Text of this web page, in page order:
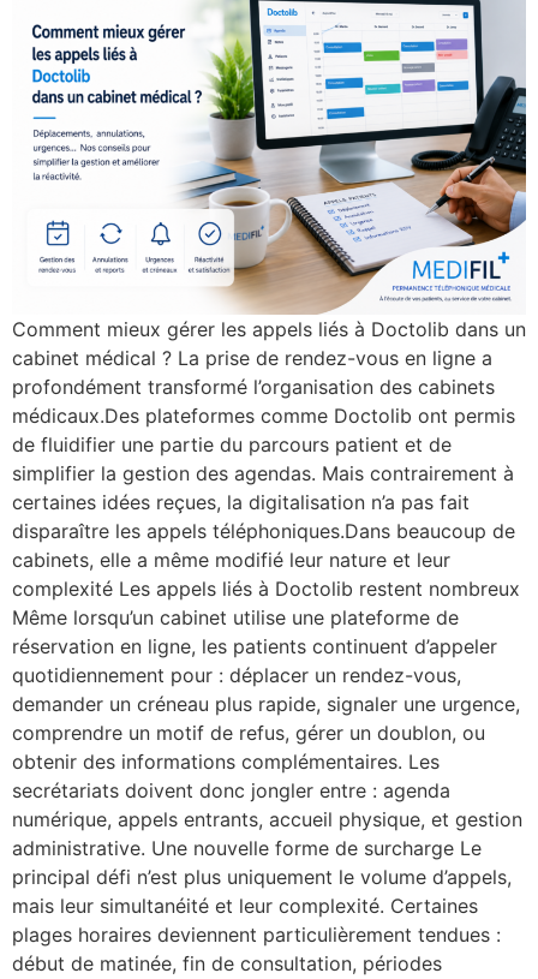
Comment mieux gérer les appels liés à Doctolib dans un
cabinet médical ? La prise de rendez-vous en ligne a
profondément transformé l’organisation des cabinets
médicaux.Des plateformes comme Doctolib ont permis
de fluidifier une partie du parcours patient et de
simplifier la gestion des agendas. Mais contrairement à
certaines idées reçues, la digitalisation n’a pas fait
disparaître les appels téléphoniques.Dans beaucoup de
cabinets, elle a même modifié leur nature et leur
complexité Les appels liés à Doctolib restent nombreux
Même lorsqu’un cabinet utilise une plateforme de
réservation en ligne, les patients continuent d’appeler
quotidiennement pour : déplacer un rendez-vous,
demander un créneau plus rapide, signaler une urgence,
comprendre un motif de refus, gérer un doublon, ou
obtenir des informations complémentaires. Les
secrétariats doivent donc jongler entre : agenda
numérique, appels entrants, accueil physique, et gestion
administrative. Une nouvelle forme de surcharge Le
principal défi n’est plus uniquement le volume d’appels,
mais leur simultanéité et leur complexité. Certaines
plages horaires deviennent particulièrement tendues :
début de matinée, fin de consultation, périodes